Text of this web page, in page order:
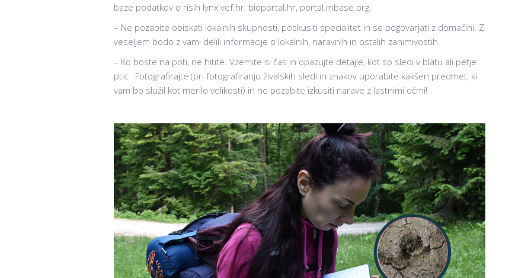
baze podatkov o risih lynx.vef.hr, bioportal.hr, portal.mbase.org.
– Ne pozabite obiskati lokalnih skupnosti, poskusiti specialitet in se pogovarjati z domačini. Z
veseljem bodo z vami delili informacije o lokalnih, naravnih in ostalih zanimivostih.
– Ko boste na poti, ne hitite. Vzemite si čas in opazujte detajle, kot so sledi v blatu ali petje
ptic. Fotografirajte (pri fotografiranju živalskih sledi in znakov uporabite kakšen predmet, ki
vam bo služil kot merilo velikosti) in ne pozabite izkusiti narave z lastnimi očmi!